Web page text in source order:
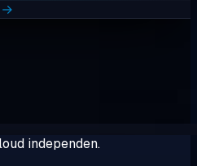
→
independen.